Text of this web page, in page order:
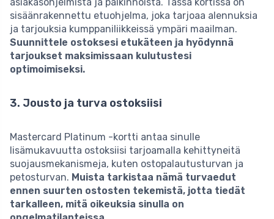
asiakasohjelmista ja palkinnoista. Tässä kortissa on
sisäänrakennettu etuohjelma, joka tarjoaa alennuksia
ja tarjouksia kumppaniliikkeissä ympäri maailman.
Suunnittele ostoksesi etukäteen ja hyödynnä
tarjoukset maksimissaan kulutustesi
optimoimiseksi.
3. Jousto ja turva ostoksiisi
Mastercard Platinum -kortti antaa sinulle
lisämukavuutta ostoksiisi tarjoamalla kehittyneitä
suojausmekanismeja, kuten ostopalautusturvan ja
petosturvan. Muista tarkistaa nämä turvaedut
ennen suurten ostosten tekemistä, jotta tiedät
tarkalleen, mitä oikeuksia sinulla on